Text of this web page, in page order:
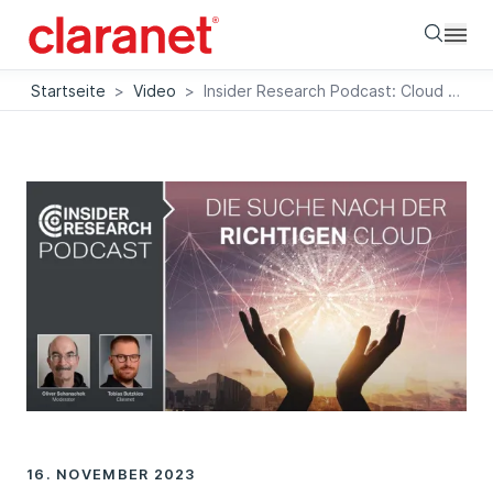
Startseite > Video > Insider Research Podcast: Cloud Migration
16. NOVEMBER 2023